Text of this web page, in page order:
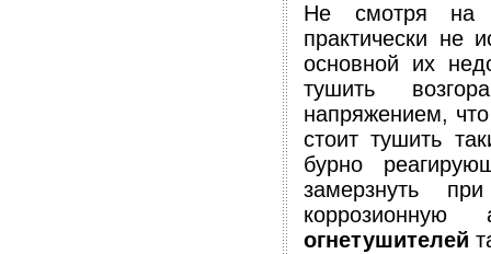
Не смотря на
практически не
основной их
тушить
напряжением,
стоит тушить
бурно
замерзнуть
огнетушителей